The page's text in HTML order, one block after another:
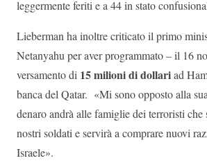
leggermente feriti e a 44 in stato
Lieberman ha inoltre criticato il primo
Netanyahu per aver programmato – il 16
versamento di 15 milioni di dollariad
banca del Qatar. «Mi sono opposto alla
denaro andrà alle famiglie dei terroristi che
nostri soldati e servirà a comprare nuovi
Israele».